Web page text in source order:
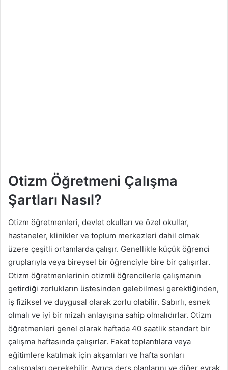
Otizm Öğretmeni Çalışma
Şartları Nasıl?
Otizm öğretmenleri, devlet okulları ve özel okullar,
hastaneler, klinikler ve toplum merkezleri dahil olmak
üzere çeşitli ortamlarda çalışır. Genellikle küçük öğrenci
gruplarıyla veya bireysel bir öğrenciyle bire bir çalışırlar.
Otizm öğretmenlerinin otizmli öğrencilerle çalışmanın
getirdiği zorlukların üstesinden gelebilmesi gerektiğinden,
iş fiziksel ve duygusal olarak zorlu olabilir. Sabırlı, esnek
olmalı ve iyi bir mizah anlayışına sahip olmalıdırlar. Otizm
öğretmenleri genel olarak haftada 40 saatlik standart bir
çalışma haftasında çalışırlar. Fakat toplantılara veya
eğitimlere katılmak için akşamları ve hafta sonları